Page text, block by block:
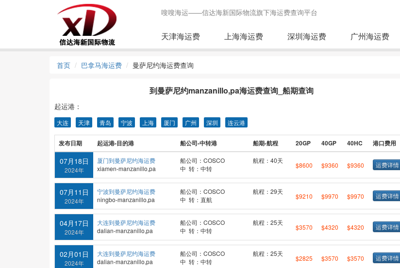
嗖嗖海运——信达海新国际物流旗下海运费查询平台
天津海运费 上海海运费 深圳海运费 广州海运费
首页 巴拿马海运费 曼萨尼约海运费查询
到曼萨尼约manzanillo,pa海运费查询_船期查询
起运港：
大连 天津 青岛 宁波 上海 厦门 广州 深圳 连云港
发布日期 起运港-目的港 船公司-中转港 船期-航程 20GP 40GP 40HC 港口费用
07月18日
2024年
厦门到曼萨尼约海运费
xiamen-manzanillo,pa
船公司：COSCO
中 转：中转
航程：40天
$8600 $9360 $9360 运费详情
07月11日
2024年
宁波到曼萨尼约海运费
ningbo-manzanillo,pa
船公司：COSCO
中 转：直航
航程：29天
$9210 $9970 $9970 运费详情
04月17日
2024年
大连到曼萨尼约海运费
dalian-manzanillo,pa
船公司：COSCO
中 转：中转
航程：25天
$3570 $4320 $4320 运费详情
02月01日
2024年
大连到曼萨尼约海运费
dalian-manzanillo,pa
船公司：COSCO
中 转：中转
航程：25天
$2825 $3570 $3570 运费详情